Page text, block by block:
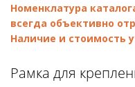
Номенклатура
всегда объективно
Наличие и стоимость
Рамка для